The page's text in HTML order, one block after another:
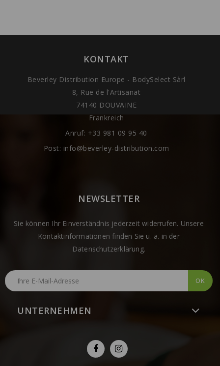
KONTAKT
Beverley Distribution Europe - BodySelect Sàrl
8, Rue de l'Artisanat
74140 DOUVAINE
Frankreich
Anruf: +33 981 09 95 40
Post: info@beverley-distribution.com
NEWSLETTER
Sie können Ihr Einverständnis jederzeit widerrufen. Unsere
Kontaktinformationen finden Sie u. a. in der
Datenschutzerklärung.
UNTERNEHMEN